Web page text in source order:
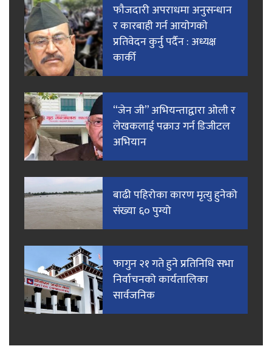
फाैजदारी अपराधमा अनुसन्धान
र कारबाही गर्न आयाेगकाे
प्रतिवेदन कुर्नु पर्दैन : अध्यक्ष
कार्की
“जेन जी” अभियन्ताद्वारा ओली र
लेखकलाई पक्राउ गर्न डिजीटल
अभियान
बाढी पहिरोका कारण मृत्यु हुनेको
संख्या ६० पुग्यो
फागुन २१ गते हुने प्रतिनिधि सभा
निर्वाचनको कार्यतालिका
सार्वजनिक